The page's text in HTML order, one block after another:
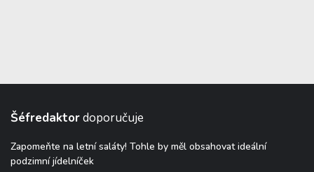
Šéfredaktordoporučuje
Zapomeňte na letní saláty! Tohle by měl obsahovat ideální
podzimní jídelníček